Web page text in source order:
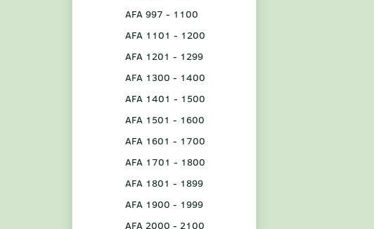
AFA 997 - 1100
AFA 1101 - 1200
AFA 1201 - 1299
AFA 1300 - 1400
AFA 1401 - 1500
AFA 1501 - 1600
AFA 1601 - 1700
AFA 1701 - 1800
AFA 1801 - 1899
AFA 1900 - 1999
AFA 2000 - 2100